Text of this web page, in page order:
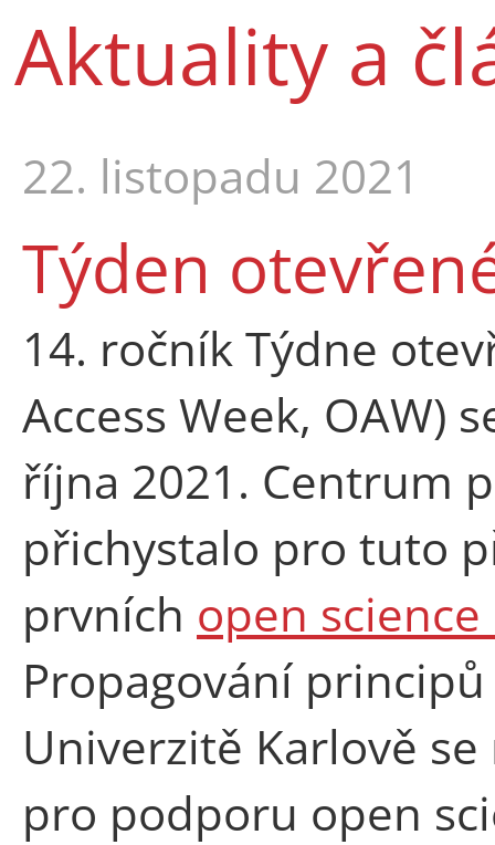
Aktuality a
22. listopadu 2021
Týden
14. ročník Týdne
Access Week, OAW)
října 2021. Centrum
přichystalo pro tuto
prvních open
Propagování
Univerzitě Karlově
pro podporu open